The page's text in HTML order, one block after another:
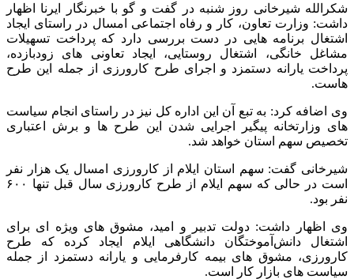
شکرالله شیرخانی روز شنبه در گفت و گو با خبرنگار ایرنا اظهار
داشت: وزارت تعاون، کار و رفاه اجتماعی امسال در راستای ایجاد
اشتغال برنامه هایی در دست بررسی دارد که پرداخت تسهیلات
مشاغل خانگی، اشتغال روستایی، ایجاد تعاونی های زودبازده،
پرداخت یارانه دستمزد و اجرای طرح کارورزی از جمله این طرح
هاست.
وی اضافه کرد: به تبع آن این اداره کل نیز در راستای انجام سیاست
های وزارتخانه پیگیر اجرایی شدن این طرح ها و برش اعتباری
تخصیص سهم استان خواهد شد.
شیرخانی گفت: سهم استان ایلام از کارورزی امسال یک هزار نفر
است در حالی که سهم ایلام از طرح کارورزی سال قبل تنها ۶۰۰
نفر بود.
وی اظهار داشت: دولت تدبیر و امید، مشوق های ویژه ای برای
اشتغال دانش‌آموختگان دانشگاهی ایلام ایجاد کرده که طرح
کارورزی، مشوق های بیمه کارفرمایی و یارانه دستمزد از جمله
سیاست های بازار کار است.